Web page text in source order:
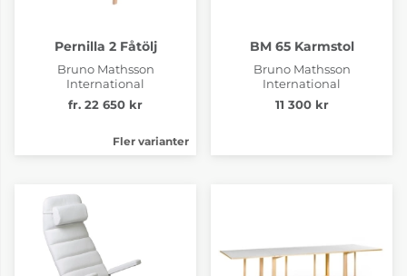
Pernilla 2 Fåtölj
Bruno Mathsson
International
fr. 22 650 kr
Fler varianter
BM 65 Karmstol
Bruno Mathsson
International
11 300 kr